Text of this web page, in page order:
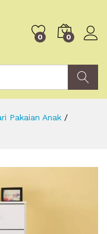
0 0
Search
Pakaian Anak /